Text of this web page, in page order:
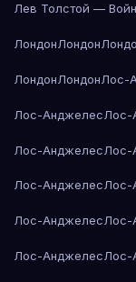
Лев Толстой —
ЛондонЛондон
ЛондонЛондонЛос-
Лос-АнджелесЛос-
Лос-АнджелесЛос-
Лос-АнджелесЛос-
Лос-АнджелесЛос-
Лос-АнджелесЛос-